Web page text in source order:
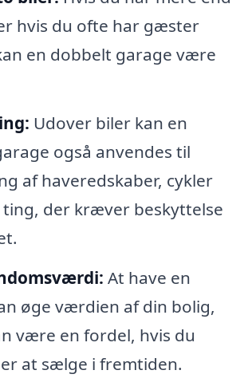
hvis du ofte har gæster
en dobbelt garage være
Udover biler kan en
også anvendes til
af haveredskaber, cykler
der kræver beskyttelse
At have en
øge værdien af din bolig,
være en fordel, hvis du
at sælge i fremtiden.